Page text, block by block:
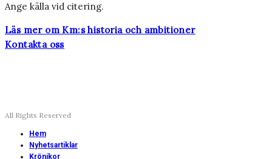
Ange källa vid citering.
Läs mer om Km:s historia och ambitioner
Kontakta oss
All Rights Reserved
Hem
Nyhetsartiklar
Krönikor